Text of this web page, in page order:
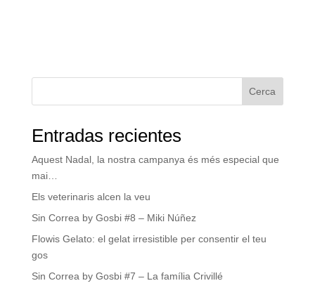
Cerca
Entradas recientes
Aquest Nadal, la nostra campanya és més especial que
mai…
Els veterinaris alcen la veu
Sin Correa by Gosbi #8 – Miki Núñez
Flowis Gelato: el gelat irresistible per consentir el teu
gos
Sin Correa by Gosbi #7 – La família Crivillé